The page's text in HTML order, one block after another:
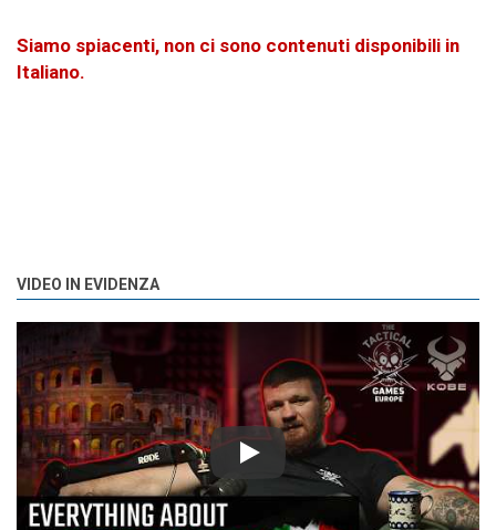
Siamo spiacenti, non ci sono contenuti disponibili in
Italiano.
VIDEO IN EVIDENZA
Play